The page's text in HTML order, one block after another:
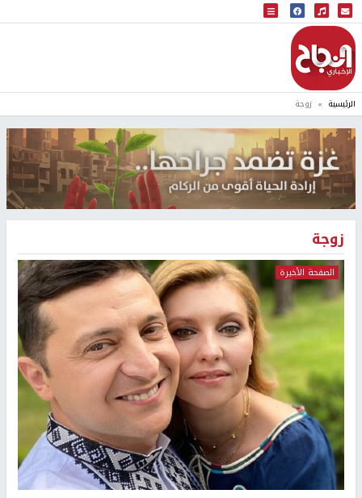
البث المباشر
إذاعة النجاح
الرئيسية زوجة
زوجة
الصفحة الأخيرة